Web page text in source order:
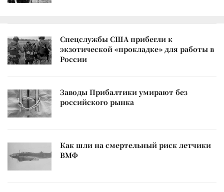
Спецслужбы США прибегли к
экзотической «прокладке» для работы в
России
Заводы Прибалтики умирают без
российского рынка
Как шли на смертельный риск летчики
ВМФ